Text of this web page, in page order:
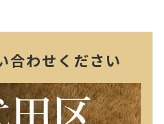
合わせください